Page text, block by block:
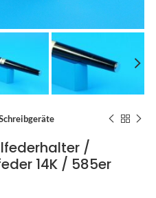
/
14K / 585er